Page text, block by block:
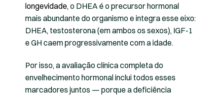
longevidade, o DHEA é o precursor hormonal
mais abundante do organismo e integra esse eixo:
DHEA, testosterona (em ambos os sexos), IGF-1
e GH caem progressivamente com a idade.
Por isso, a avaliação clínica completa do
envelhecimento hormonal inclui todos esses
marcadores juntos — porque a deficiência